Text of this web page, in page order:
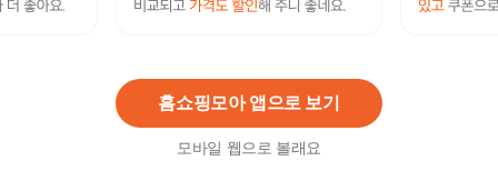
홈쇼핑모아 앱으로 보기
모바일 웹으로 볼래요
삼성전자 냉장고 203L RT20FARL3S9 2도어